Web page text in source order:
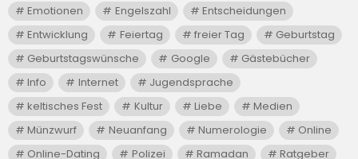
Emotionen
Engelszahl
Entscheidungen
Entwicklung
Feiertag freier Tag
Geburtstag
Geburtstagswünsche
Google
Gästebücher
Info
Internet
Jugendsprache
keltisches Fest
Kultur Liebe
Medien
Münzwurf
Neuanfang Numerologie
Online
Online-Dating
Polizei Ramadan Ratgeber